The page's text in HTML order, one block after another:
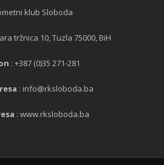
klub Sloboda
tržnica 10, Tuzla 75000, BiH
: +387 (0)35 271-281
: info@rksloboda.ba
: www.rksloboda.ba